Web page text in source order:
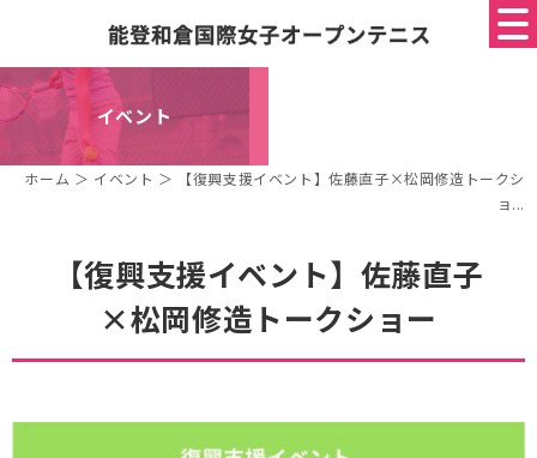
イベント
ホーム ＞ イベント ＞ 【復興支援イベント】佐藤直子×松岡修造トークシ
ョ...
【復興支援イベント】佐藤直子
×松岡修造トークショー